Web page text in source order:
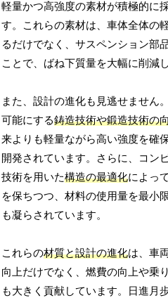
軽量かつ高強度の素材が積極的に
す。これらの素材は、車体全体の
るだけでなく、サスペンション部
ことで、ばね下質量を大幅に削減
また、設計の進化も見逃せません
可能にする鋳造技術や鍛造技術の
来よりも軽量ながら高い強度を確
開発されています。さらに、コン
技術を用いた構造の最適化によっ
を保ちつつ、材料の使用量を最小
も凝らされています。
これらの材質と設計の進化は、車
向上だけでなく、燃費の向上や乗
も大きく貢献しています。日進月